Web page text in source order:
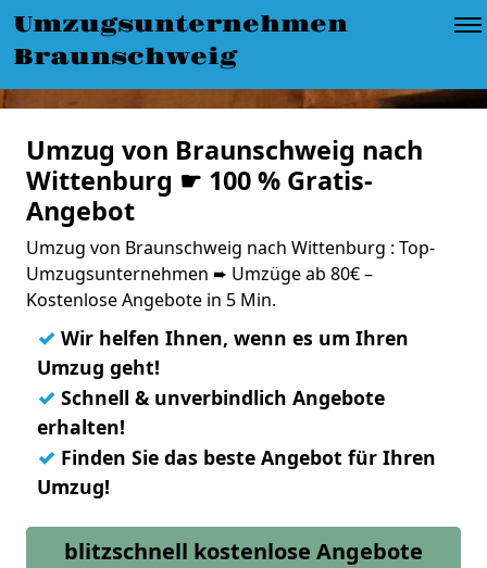
Umzugsunternehmen
Braunschweig
Umzug von Braunschweig nach
Wittenburg ☛ 100 % Gratis-
Angebot
Umzug von Braunschweig nach Wittenburg : Top-
Umzugsunternehmen ➨ Umzüge ab 80€ –
Kostenlose Angebote in 5 Min.
✓ Wir helfen Ihnen, wenn es um Ihren
Umzug geht!
✓ Schnell & unverbindlich Angebote
erhalten!
✓ Finden Sie das beste Angebot für Ihren
Umzug!
blitzschnell kostenlose Angebote